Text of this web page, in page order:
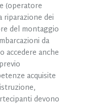
(operatore
riparazione dei
del montaggio
da
anche
acquisite
devono